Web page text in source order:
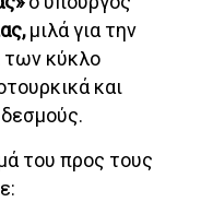
μιλά για την
των κύκλο
και
του προς τους